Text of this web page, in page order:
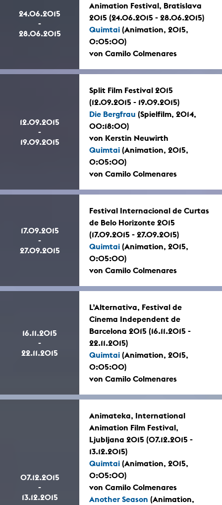
24.06.2015
-
28.06.2015
Animation Festival, Bratislava
2015 (24.06.2015 - 28.06.2015)
Quimtai (Animation, 2015,
0:05:00)
von Camilo Colmenares
12.09.2015
-
19.09.2015
Split Film Festival 2015
(12.09.2015 - 19.09.2015)
Die Bergfrau (Spielfilm, 2014,
00:18:00)
von Kerstin Neuwirth
Quimtai (Animation, 2015,
0:05:00)
von Camilo Colmenares
17.09.2015
-
27.09.2015
Festival Internacional de Curtas
de Belo Horizonte 2015
(17.09.2015 - 27.09.2015)
Quimtai (Animation, 2015,
0:05:00)
von Camilo Colmenares
16.11.2015
-
22.11.2015
L’Alternativa, Festival de
Cinema Independent de
Barcelona 2015 (16.11.2015 -
22.11.2015)
Quimtai (Animation, 2015,
0:05:00)
von Camilo Colmenares
07.12.2015
-
13.12.2015
Animateka, International
Animation Film Festival,
Ljubljana 2015 (07.12.2015 -
13.12.2015)
Quimtai (Animation, 2015,
0:05:00)
von Camilo Colmenares
Another Season (Animation,